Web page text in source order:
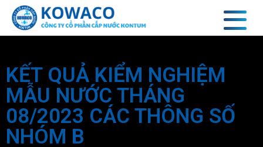
KẾT QUẢ KIỂM NGHIỆM
MẪU NƯỚC THÁNG
08/2023 CÁC THÔNG SỐ
NHÓM B